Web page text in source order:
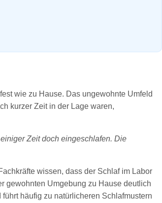
wie zu Hause. Das ungewohnte Umfeld
kurzer Zeit in der Lage waren,
Zeit doch eingeschlafen. Die
wissen, dass der Schlaf im Labor
gewohnten Umgebung zu Hause deutlich
häufig zu natürlicheren Schlafmustern